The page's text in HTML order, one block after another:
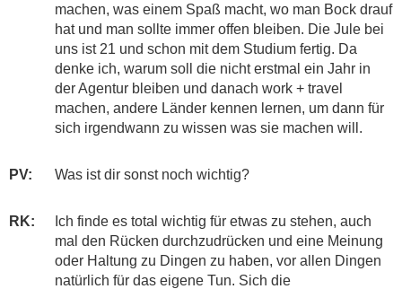
machen, was einem Spaß macht, wo man Bock drauf
hat und man sollte immer offen bleiben. Die Jule bei
uns ist 21 und schon mit dem Studium fertig. Da
denke ich, warum soll die nicht erstmal ein Jahr in
der Agentur bleiben und danach work + travel
machen, andere Länder kennen lernen, um dann für
sich irgendwann zu wissen was sie machen will.
PV: Was ist dir sonst noch wichtig?
RK:
Ich finde es total wichtig für etwas zu stehen, auch
mal den Rücken durchzudrücken und eine Meinung
oder Haltung zu Dingen zu haben, vor allen Dingen
natürlich für das eigene Tun. Sich die